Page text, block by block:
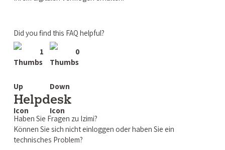
Did you find this FAQ helpful?
1
0
Helpdesk
Haben Sie Fragen zu Izimi?
Können Sie sich nicht einloggen oder haben Sie ein
technisches Problem?